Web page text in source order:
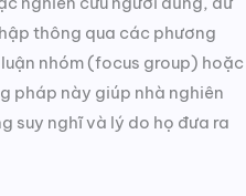
thông qua các phương
nhóm (focus group) hoặc
pháp này giúp nhà nghiên
suy nghĩ và lý do họ đưa ra